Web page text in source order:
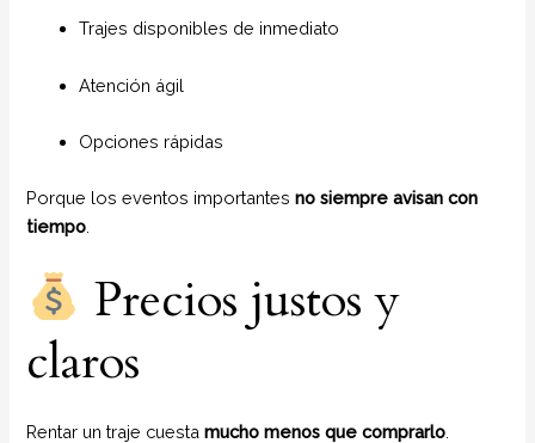
Trajes disponibles de inmediato
Atención ágil
Opciones rápidas
Porque los eventos importantesno siempre avisan con
tiempo
Precios justos y
claros
Rentar un traje cuestamucho menos que comprarlo